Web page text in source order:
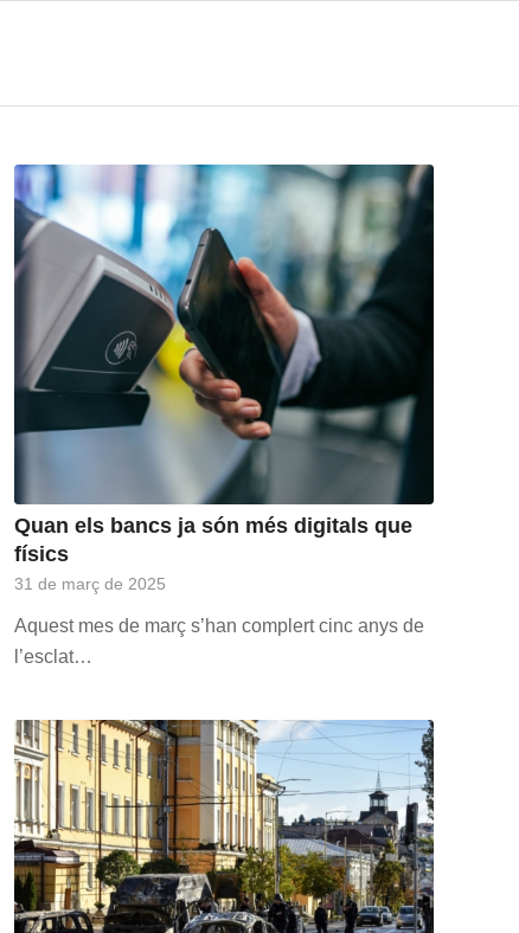
Quan els bancs ja són més digitals que
físics
31 de març de 2025
Aquest mes de març s’han complert cinc anys de
l’esclat…